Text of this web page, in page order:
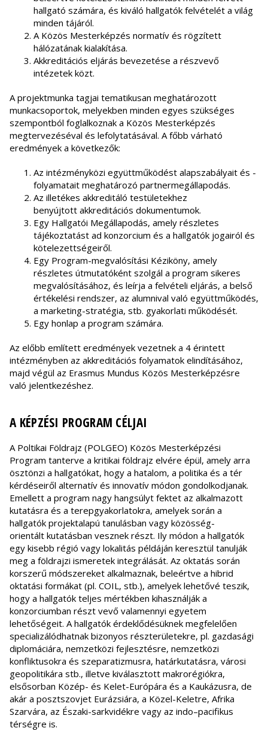
hallgató számára, és kiváló hallgatók felvételét a világ
minden tájáról.
A Közös Mesterképzés normatív és rögzített
hálózatának kialakítása.
Akkreditációs eljárás bevezetése a részvevő
intézetek közt.
A projektmunka tagjai tematikusan meghatározott
munkacsoportok, melyekben minden egyes szükséges
szempontból foglalkoznak a Közös Mesterképzés
megtervezéséval és lefolytatásával. A főbb várható
eredmények a következők:
Az intézményközi együttműködést alapszabályait és -
folyamatait meghatározó partnermegállapodás.
Az illetékes akkreditáló testületekhez
benyújtott akkreditációs dokumentumok.
Egy Hallgatói Megállapodás, amely részletes
tájékoztatást ad konzorcium és a hallgatók jogairól és
kötelezettségeiről.
Egy Program-megvalósítási Kéziköny, amely
részletes útmutatóként szolgál a program sikeres
megvalósításához, és leírja a felvételi eljárás, a belső
értékelési rendszer, az alumnival való együttműködés,
a marketing-stratégia, stb. gyakorlati működését.
Egy honlap a program számára.
Az előbb említett eredmények vezetnek a 4 érintett
intézményben az akkreditációs folyamatok elindításához,
majd végül az Erasmus Mundus Közös Mesterképzésre
való jelentkezéshez.
A KÉPZÉSI PROGRAM CÉLJAI
A Poltikai Földrajz (POLGEO) Közös Mesterképzési
Program tanterve a kritikai földrajz elvére épül, amely arra
ösztönzi a hallgatókat, hogy a hatalom, a politika és a tér
kérdéseiről alternatív és innovatív módon gondolkodjanak.
Emellett a program nagy hangsúlyt fektet az alkalmazott
kutatásra és a terepgyakorlatokra, amelyek során a
hallgatók projektalapú tanulásban vagy közösség-
orientált kutatásban vesznek részt. Ily módon a hallgatók
egy kisebb régió vagy lokalitás példáján keresztül tanulják
meg a földrajzi ismeretek integrálását. Az oktatás során
korszerű módszereket alkalmaznak, beleértve a hibrid
oktatási formákat (pl. COIL, stb.), amelyek lehetővé teszik,
hogy a hallgatók teljes mértékben kihasználják a
konzorciumban részt vevő valamennyi egyetem
lehetőségeit. A hallgatók érdeklődésüknek megfelelően
specializálódhatnak bizonyos részterületekre, pl. gazdasági
diplomáciára, nemzetközi fejlesztésre, nemzetközi
konfliktusokra és szeparatizmusra, határkutatásra, városi
geopolitikára stb., illetve kiválasztott makrorégiókra,
elsősorban Közép- és Kelet-Európára és a Kaukázusra, de
akár a posztszovjet Eurázsiára, a Közel-Keletre, Afrika
Szarvára, az Északi-sarkvidékre vagy az indo–pacifikus
térségre is.